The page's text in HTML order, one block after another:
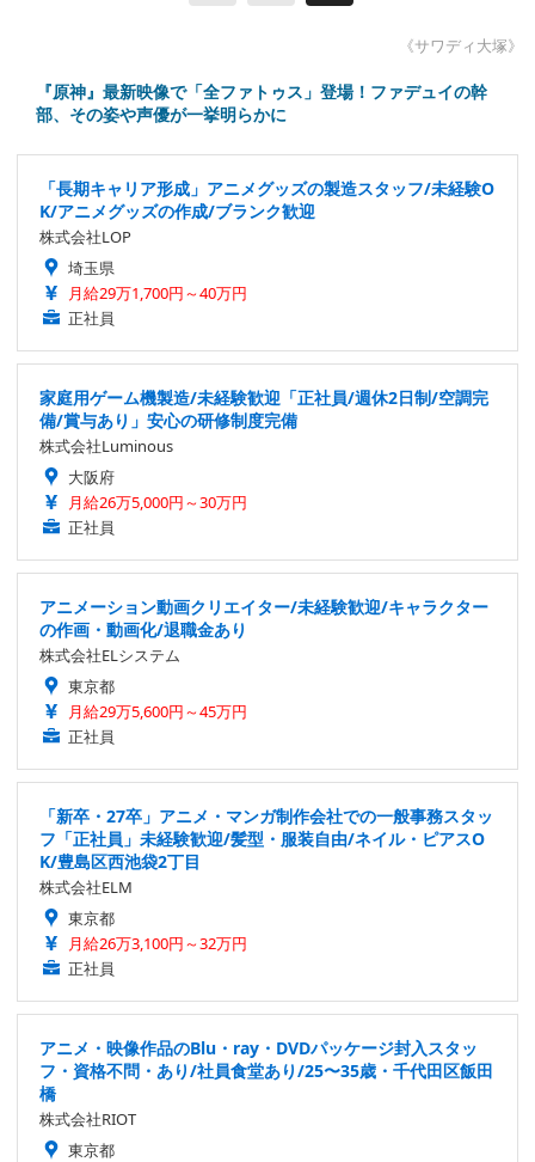
《サワディ大塚》
『原神』最新映像で「全ファトゥス」登場！ファデュイの幹
部、その姿や声優が一挙明らかに
「長期キャリア形成」アニメグッズの製造スタッフ/未経験O
K/アニメグッズの作成/ブランク歓迎
株式会社LOP
埼玉県
月給29万1,700円～40万円
正社員
家庭用ゲーム機製造/未経験歓迎「正社員/週休2日制/空調完
備/賞与あり」安心の研修制度完備
株式会社Luminous
大阪府
月給26万5,000円～30万円
正社員
アニメーション動画クリエイター/未経験歓迎/キャラクター
の作画・動画化/退職金あり
株式会社ELシステム
東京都
月給29万5,600円～45万円
正社員
「新卒・27卒」アニメ・マンガ制作会社での一般事務スタッ
フ「正社員」未経験歓迎/髪型・服装自由/ネイル・ピアスO
K/豊島区西池袋2丁目
株式会社ELM
東京都
月給26万3,100円～32万円
正社員
アニメ・映像作品のBlu・ray・DVDパッケージ封入スタッ
フ・資格不問・あり/社員食堂あり/25〜35歳・千代田区飯田
橋
株式会社RIOT
東京都